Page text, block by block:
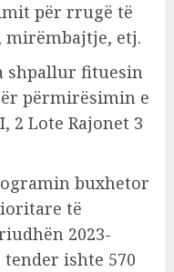
për rrugë të
mirëmbajtje, etj.
shpallur fituesin
përmirësimin e
2 Lote Rajonet 3
buxhetor
të
2023-
ishte 570